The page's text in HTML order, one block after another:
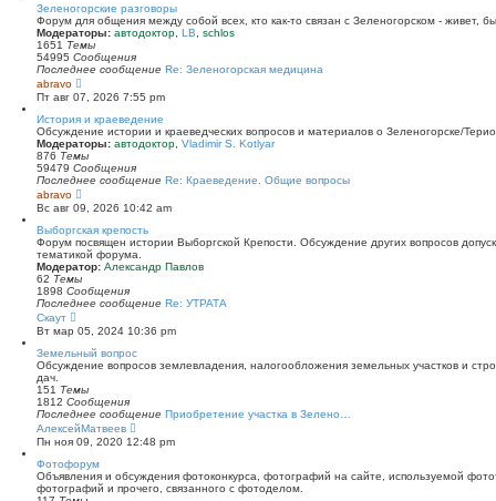
Зеленогорские разговоры
Форум для общения между собой всех, кто как-то связан с Зеленогорском - живет,
Модераторы: автодоктор LB
schlos
1651 Темы
54995 Сообщения
Последнее сообщение Re: Зеленогорская медицина
abravo
е
р
е
й
т
и
к
п
с
л
е
д
н
е
м
у
с
б
е
н
ю
Пт авг 07, 2026 7:55 pm
История и краеведение
Обсуждение истории и краеведческих вопросов и материалов о Зеленогорске/
Модераторы: автодоктор Vladimir S. Kotlyar
876 Темы
59479 Сообщения
Последнее сообщение Re: Краеведение. Общие вопросы
abravo
е
р
е
й
т
и
к
п
о
л
е
д
н
м
у
с
о
о
б
е
н
и
Вс авг 09, 2026 10:42 am
Выборгская крепость
Форум посвящен истории Выборгской Крепости. Обсуждение других вопросов
тематикой форума.
Модератор: Александр Павлов
62 Темы
1898 Сообщения
Последнее сообщение Re: УТРАТА
Скаут
е
р
е
й
т
и
к
п
о
с
л
е
д
н
е
Вт мар 05, 2024 10:36 pm
Земельный вопрос
Обсуждение вопросов землевладения, налогообложения земельных участков и
дач.
151 Темы
1812 Сообщения
Последнее сообщение Приобретение участка в Зелено…
АлексейМатвеев
е
р
й
т
Пн ноя 09, 2020 12:48 pm
Фотофорум
Объявления и обсуждения фотоконкурса, фотографий на сайте, используемой
фотографий и прочего, связанного с фотоделом.